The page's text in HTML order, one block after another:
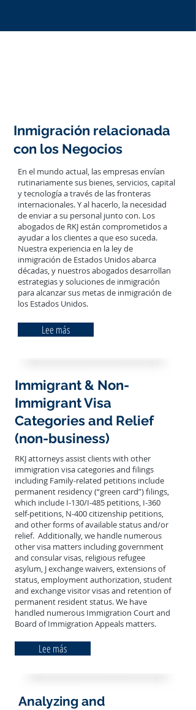
Inmigración relacionada
con los Negocios
En el mundo actual, las empresas envían
rutinariamente sus bienes, servicios, capital
y tecnología a través de las fronteras
internacionales. Y al hacerlo, la necesidad
de enviar a su personal junto con. Los
abogados de RKJ están comprometidos a
ayudar a los clientes a que eso suceda.
Nuestra experiencia en la ley de
inmigración de Estados Unidos abarca
décadas, y nuestros abogados desarrollan
estrategias y soluciones de inmigración
para alcanzar sus metas de inmigración de
los Estados Unidos.
Lee más
Immigrant & Non-
Immigrant Visa
Categories and Relief
(non-business)
RKJ attorneys assist clients with other
immigration visa categories and filings
including Family-related petitions include
permanent residency (“green card”) filings,
which include I-130/I-485 petitions, I-360
self-petitions, N-400 citizenship petitions,
and other forms of available status and/or
relief. Additionally, we handle numerous
other visa matters including government
and consular visas, religious refugee
asylum, J exchange waivers, extensions of
status, employment authorization, student
and exchange visitor visas and retention of
permanent resident status. We have
handled numerous Immigration Court and
Board of Immigration Appeals matters.
Lee más
Analyzing and